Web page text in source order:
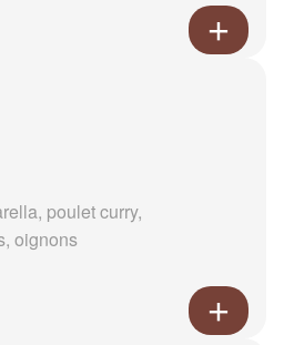
poulet curry,
oignons